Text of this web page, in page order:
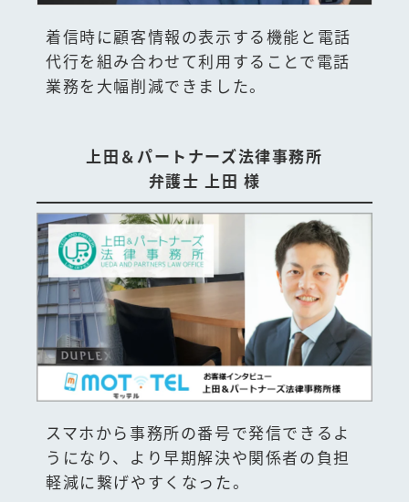
着信時に顧客情報の表示する機能と電話
代行を組み合わせて利用することで電話
業務を大幅削減できました。
上田＆パートナーズ法律事務所
弁護士 上田 様
スマホから事務所の番号で発信できるよ
うになり、より早期解決や関係者の負担
軽減に繋げやすくなった。